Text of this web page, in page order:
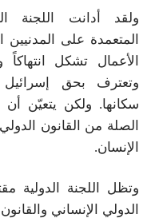
ولقد أدانت اللجنة
المتعمدة على
الأعمال تشكل انتهاكاً
وتعترف بحق
سكانها. ولكن يتعيّن أن
الصلة من القانون
الإنسان.
وتظل اللجنة الدولية
الدولي الإنساني